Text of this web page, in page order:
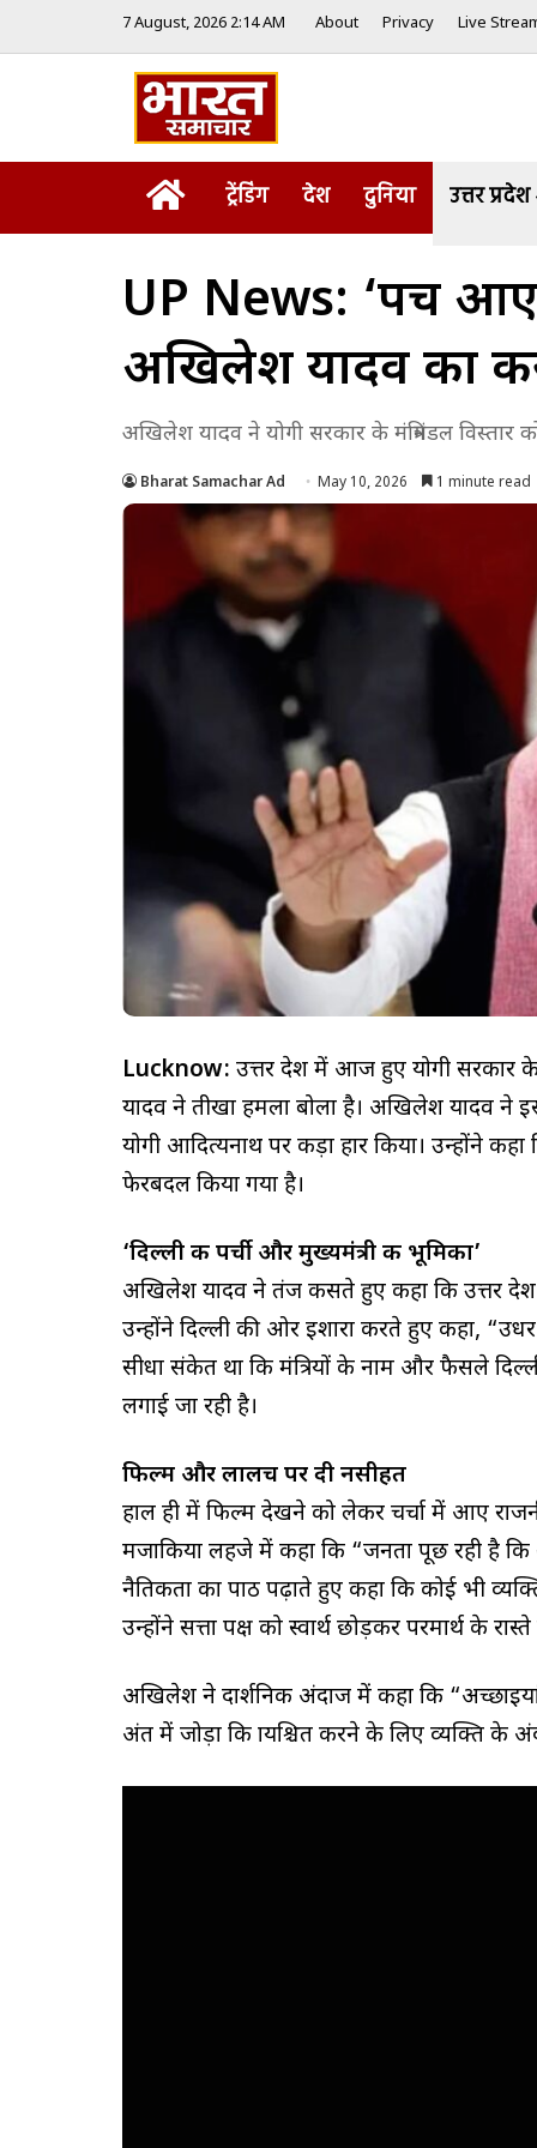
7 August, 2026 2:14 AM About Privacy Live
Homeट्रेंडिंग देश दुनिया उत्तर प्रदेश
UP News: ‘पर्ची
अखिलेश यादव का
अखिलेश यादव ने योगी सरकार के मंत्रिमंडल
Bharat Samachar Ad May 10, 2026 1 minute read
Lucknow: उत्तर प्रदेश में आज हुए योगी सरकार
यादव ने तीखा हमला बोला है। अखिलेश यादव ने
योगी आदित्यनाथ पर कड़ा प्रहार किया।
फेरबदल किया गया है।
‘दिल्ली की पर्ची और मुख्यमंत्री की भूमिका’
अखिलेश यादव ने तंज कसते हुए कहा कि उत्तर
उन्होंने दिल्ली की ओर इशारा करते हुए कहा,
सीधा संकेत था कि मंत्रियों के नाम और फैसले
लगाई जा रही है।
फिल्म और लालच पर दी नसीहत
हाल ही में फिल्म देखने को लेकर चर्चा में आए
मजाकिया लहजे में कहा कि “जनता पूछ रही है
नैतिकता का पाठ पढ़ाते हुए कहा कि कोई भी
उन्होंने सत्ता पक्ष को स्वार्थ छोड़कर परमार्थ के
अखिलेश ने दार्शनिक अंदाज में कहा कि
अंत में जोड़ा कि प्रायश्चित करने के लिए व्यक्ति के